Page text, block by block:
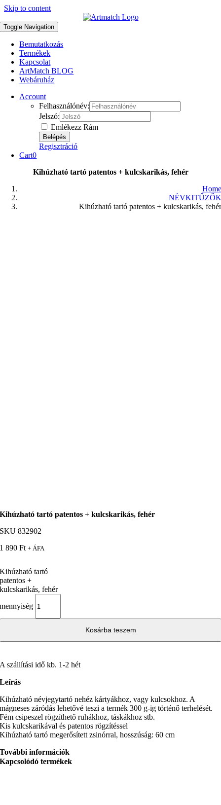
Skip to content
Toggle Navigation
Bemutatkozás
Termékek
Kapcsolat
ArtMatch BLOG
Webáruház
Account
Felhasználónév:
Jelszó:
Emlékezz Rám
Regisztráció
Cart0
Kihúzható tartó patentos + kulcskarikás, fehér
Home
NÉVKITŰZŐK
Kihúzható tartó patentos + kulcskarikás, fehér
Kihúzható tartó patentos + kulcskarikás, fehér
SKU832902
1 890Ft + ÁFA
Kihúzható tartó
patentos +
kulcskarikás, fehér
mennyiség
Kosárba teszem
A szállítási idő kb. 1-2 hét
Leírás
Kihúzható névjegytartó nehéz kártyákhoz, vagy kulcsokhoz. A
mágneses záródás lehetővé teszi a termék 300 g-ig történő terhelését.
Fém csipeszel rögzíthető ruhákhoz, táskákhoz stb.
Kis kulcskarikával és patentos rögzítéssel
Kihúzható tartó megerősített zsinórral, hosszúság: 60 cm
További információk
Kapcsolódó termékek